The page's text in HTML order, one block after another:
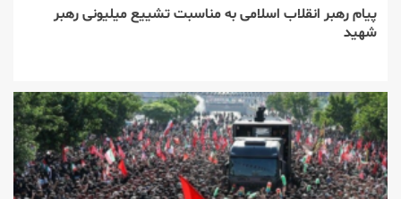
پیام رهبر انقلاب اسلامی به مناسبت تشییع میلیونی رهبر
شهید